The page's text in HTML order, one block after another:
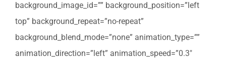
background_image_id=”” background_position=”left
top” background_repeat=”no-repeat”
background_blend_mode=”none” animation_type=””
animation_direction=”left” animation_speed=”0.3″